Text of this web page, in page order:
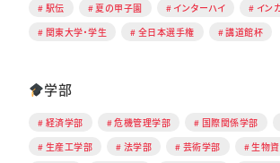
駅伝 夏の甲子園 インターハイ
イン
関東大学・学生
全日本選手権 講道館杯
学部
経済学部 危機管理学部 国際関係学部
生産工学部
法学部 芸術学部
生物